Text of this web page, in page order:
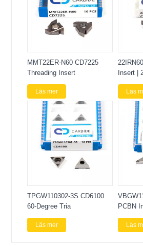
MMT22ER-N60 CD7225
Threading Insert
Läs mer
Insert |
Läs
TPGW110302-3S CD6100
60-Degree Tria
Läs mer
PCBN
Läs